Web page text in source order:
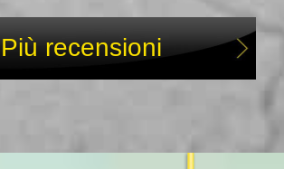
Più recensioni